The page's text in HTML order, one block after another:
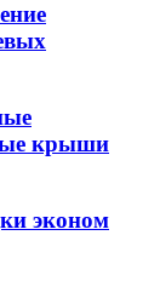
крыши
эконом